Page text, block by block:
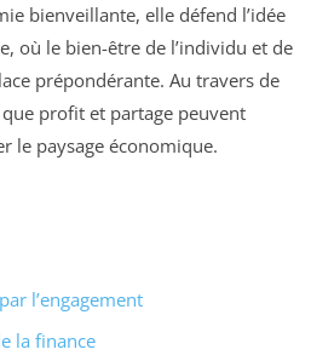
bienveillante, elle défend l’idée
où le bien-être de l’individu et de
prépondérante. Au travers de
profit et partage peuvent
le paysage économique.
l’engagement
la finance